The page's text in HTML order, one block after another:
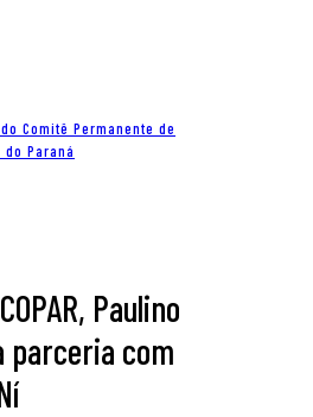
Comitê Permanente de
Paraná
Paulino
parceria com